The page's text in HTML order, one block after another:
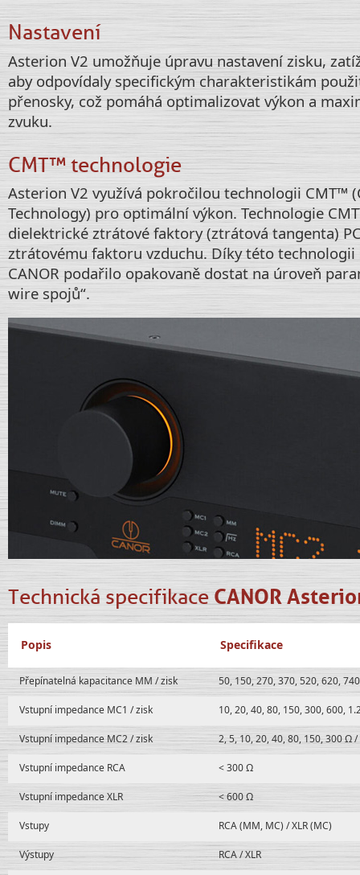
Nastavení
Asterion V2 umožňuje úpravu nastavení zisku,
aby odpovídaly specifickým charakteristikám
přenosky, což pomáhá optimalizovat výkon a
zvuku.
CMT™ technologie
Asterion V2 využívá pokročilou technologii CMT™
Technology) pro optimální výkon. Technologie
dielektrické ztrátové faktory (ztrátová tangenta)
ztrátovému faktoru vzduchu. Díky této technologii
CANOR podařilo opakovaně dostat na úroveň
wire spojů“.
Technická specifikace CANOR
Popis Specifikace
Přepínatelná kapacitance MM / zisk 50, 150, 270, 370, 520, 620,
Vstupní impedance MC1 / zisk 10, 20, 40, 80, 150, 300, 600,
Vstupní impedance MC2 / zisk 2, 5, 10, 20, 40, 80, 150, 300 Ω
Vstupní impedance RCA < 300 Ω
Vstupní impedance XLR < 600 Ω
Vstupy RCA (MM, MC) / XLR (MC)
Výstupy RCA / XLR